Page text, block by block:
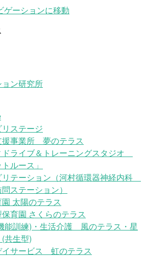
ゲーションに移動
ステージ
援事業所 夢のテラス
ドライブ＆トレーニングスタジオ
ルース」
テーション（河村循環器神経内科
ステーション）
太陽のテラス
育園 さくらのテラス
能訓練)・生活介護 風のテラス・星
生型)
イサービス 虹のテラス